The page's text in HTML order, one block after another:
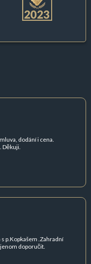
dodání i cena.
Děkuji.
p.Kopkašem .Zahradní
doporučit.